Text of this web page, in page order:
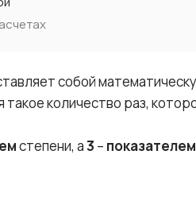
собой
количество раз,
степени, а3 – показателем